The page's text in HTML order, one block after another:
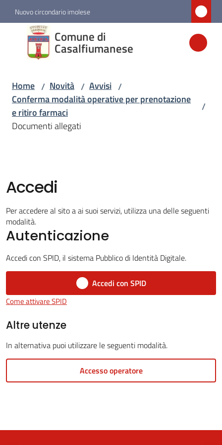
Vai al contenuto
Vai alla navigazione
Vai al footer
Nuovo circondario imolese
Comune di
Casalfiumanese
Comune di
Casalfiumanese
Amministrazione
Novità
Menu selezionato
Vivere
Casalfiumanese
5x1000
Servizi
line
Tutti
argomenti
Home / Novità / Avvisi /
Conferma modalità operative per prenotazione
e ritiro farmaci
/
Documenti allegati
Accedi
Per accedere al sito a ai suoi servizi, utilizza una delle seguenti
modalità.
Autenticazione
Accedi con SPID, il sistema Pubblico di Identità Digitale.
Accedi con SPID
Come attivare SPID
Altre utenze
In alternativa puoi utilizzare le seguenti modalità.
Accesso operatore